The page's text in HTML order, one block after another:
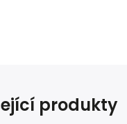
produkty